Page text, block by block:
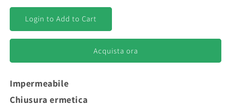
per
Porta-
Joint
|
Mary
per
Porta-
Joint
|
Mama
Mary
Login to Add to Cart
Acquista ora
Impermeabile
Chiusura ermetica